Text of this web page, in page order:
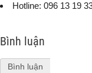
Hotline: 096 13 19
Bình luận
Bình luận